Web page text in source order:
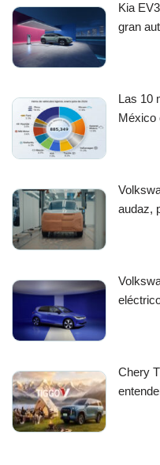
Kia
gran
Las 10
México
audaz,
Chery